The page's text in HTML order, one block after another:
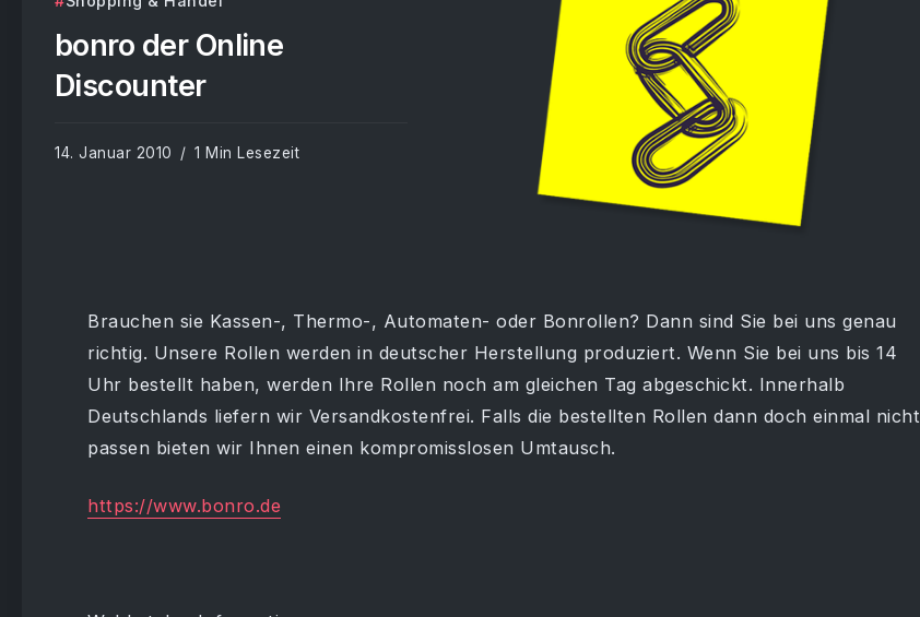
bonro der Online
Discounter
14. Januar 2010 1 Min Lesezeit
Brauchen sie Kassen-, Thermo-, Automaten- oder Bonrollen? Dann sind Sie bei uns genau
richtig. Unsere Rollen werden in deutscher Herstellung produziert. Wenn Sie bei uns bis 14
Uhr bestellt haben, werden Ihre Rollen noch am gleichen Tag abgeschickt. Innerhalb
Deutschlands liefern wir Versandkostenfrei. Falls die bestellten Rollen dann doch einmal nicht
passen bieten wir Ihnen einen kompromisslosen Umtausch.
https://www.bonro.de